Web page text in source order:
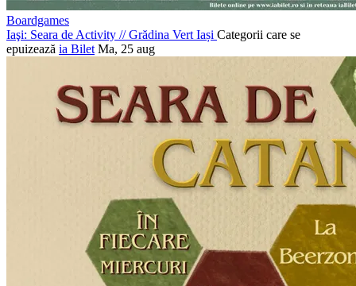
Boardgames
Iaşi: Seara de Activity //Grădina Vert Iași Categorii care se
epuizează ia Bilet Ma, 25 aug